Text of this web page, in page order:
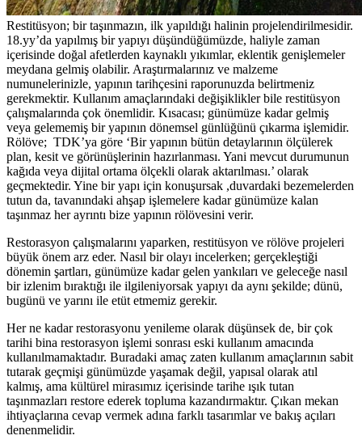
Restitüsyon; bir taşınmazın, ilk yapıldığı halinin projelendirilmesidir.
18.yy’da yapılmış bir yapıyı düşündüğümüzde, haliyle zaman
içerisinde doğal afetlerden kaynaklı yıkımlar, eklentik genişlemeler
meydana gelmiş olabilir. Araştırmalarınız ve malzeme
numunelerinizle, yapının tarihçesini raporunuzda belirtmeniz
gerekmektir. Kullanım amaçlarındaki değişiklikler bile restitüsyon
çalışmalarında çok önemlidir. Kısacası; günümüze kadar gelmiş
veya gelememiş bir yapının dönemsel günlüğünü çıkarma işlemidir.
Rölöve; TDK’ya göre ‘Bir yapının bütün detaylarının ölçülerek
plan, kesit ve görünüşlerinin hazırlanması. Yani mevcut durumunun
kağıda veya dijital ortama ölçekli olarak aktarılması.’ olarak
geçmektedir. Yine bir yapı için konuşursak ,duvardaki bezemelerden
tutun da, tavanındaki ahşap işlemelere kadar günümüze kalan
taşınmaz her ayrıntı bize yapının rölövesini verir.
Restorasyon çalışmalarını yaparken, restitüsyon ve rölöve projeleri
büyük önem arz eder. Nasıl bir olayı incelerken; gerçekleştiği
dönemin şartları, günümüze kadar gelen yankıları ve geleceğe nasıl
bir izlenim bıraktığı ile ilgileniyorsak yapıyı da aynı şekilde; dünü,
bugünü ve yarını ile etüt etmemiz gerekir.
Her ne kadar restorasyonu yenileme olarak düşünsek de, bir çok
tarihi bina restorasyon işlemi sonrası eski kullanım amacında
kullanılmamaktadır. Buradaki amaç zaten kullanım amaçlarının sabit
tutarak geçmişi günümüzde yaşamak değil, yapısal olarak atıl
kalmış, ama kültürel mirasımız içerisinde tarihe ışık tutan
taşınmazları restore ederek topluma kazandırmaktır. Çıkan mekan
ihtiyaçlarına cevap vermek adına farklı tasarımlar ve bakış açıları
denenmelidir.